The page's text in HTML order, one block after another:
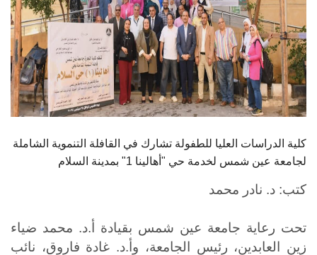
كلية الدراسات العليا للطفولة تشارك في القافلة التنموية الشاملة
لجامعة عين شمس لخدمة حي "أهالينا 1" بمدينة السلام
كتب: د. نادر محمد
تحت رعاية جامعة عين شمس بقيادة أ.د. محمد ضياء
زين العابدين، رئيس الجامعة، وأ.د. غادة فاروق، نائب